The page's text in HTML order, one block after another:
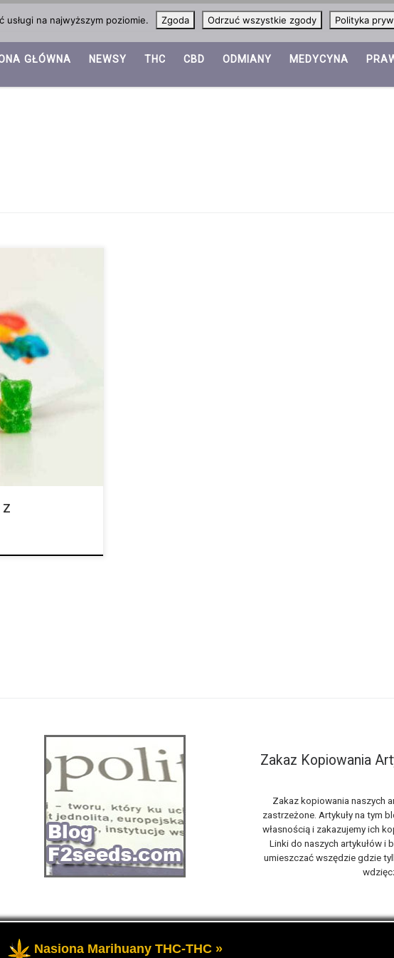
GŁÓWNA NEWSY THC CBD ODMIANY MEDYCYNA
cukru jest dla
ciała, wzrost
wprowadziła
smakołyków z
Zakaz Kopiowania
Zakaz kopiowania naszych
zastrzeżone. Artykuły na tym
własnością i zakazujemy ich
Linki do naszych artykułów i
umieszczać wszędzie gdzie
na najwyższym poziomie. Zgoda Odrzuć wszystkie zgody Polityka
Nasiona Marihuany THC-THC »